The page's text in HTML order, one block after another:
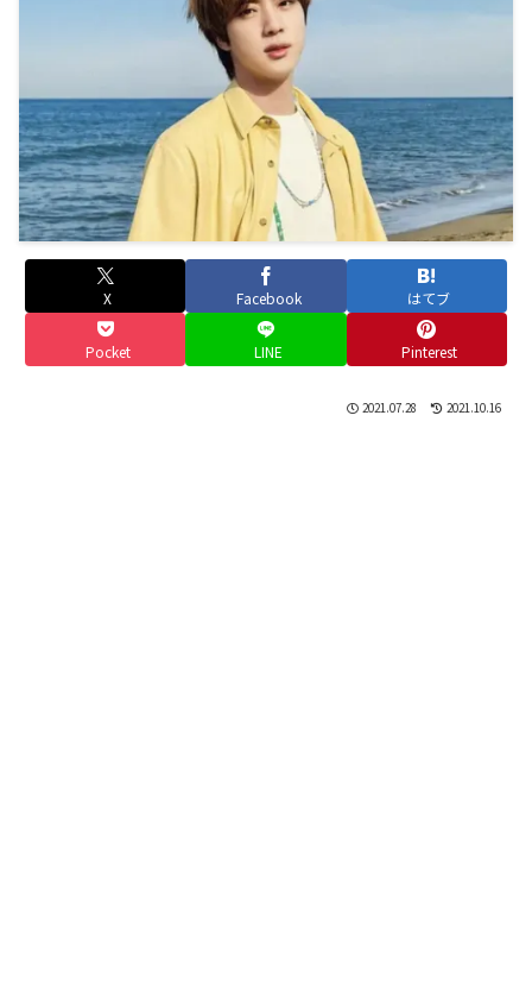
X Facebook はてブ
Pocket LINE Pinterest
2021.07.28 2021.10.16